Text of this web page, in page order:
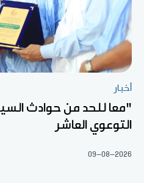
أخبار
"معا للحد من حوادث
التوعوي العاشر
09-08-2026